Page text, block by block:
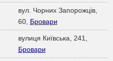
вул. Чорних Запорожців,
60, Бровари
вулиця Київська, 241,
Бровари